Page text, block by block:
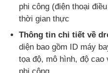
Các vụ án
Yêu cầu báo giá
máy bay không người lái
phi công (điện thoại
thời gian thực
Thông tin chi tiết về
diện bao gồm ID máy
tọa độ, mô hình, độ cao